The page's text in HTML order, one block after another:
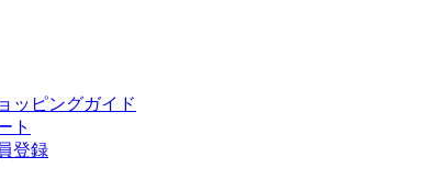
ッピングガイド
ト
登録